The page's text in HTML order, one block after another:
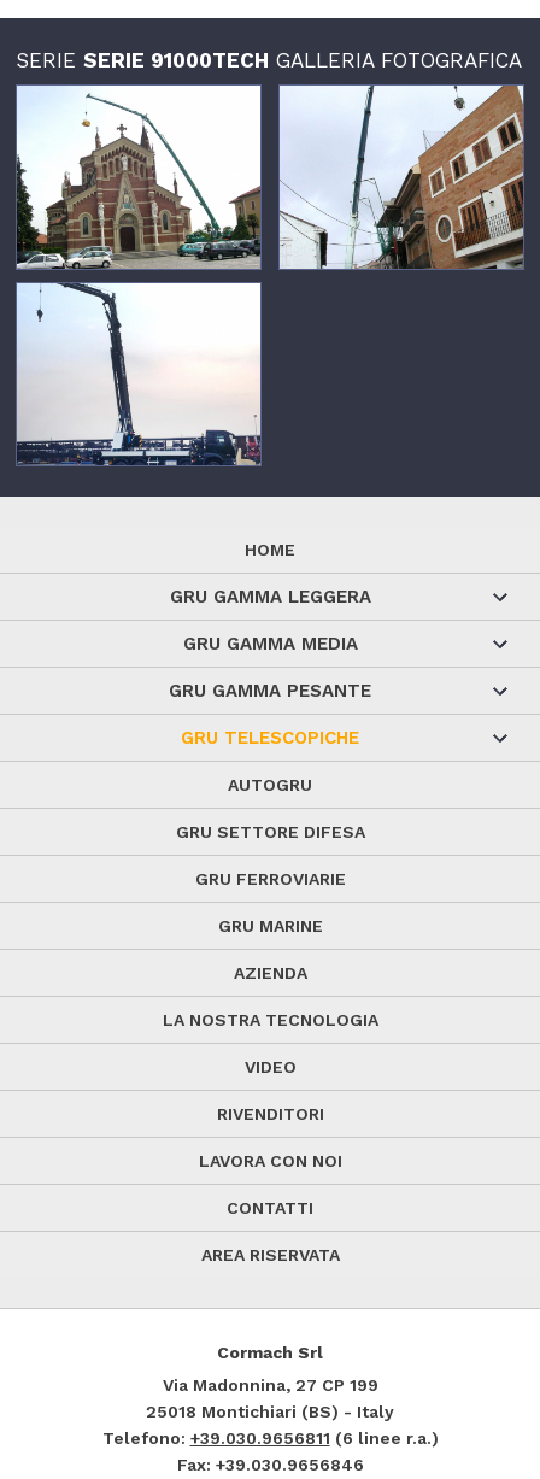
SERIESERIE 91000TECH GALLERIA FOTOGRAFICA
HOME
GRU GAMMA LEGGERA
GRU GAMMA MEDIA
GRU GAMMA PESANTE
GRU TELESCOPICHE
AUTOGRU
GRU SETTORE DIFESA
GRU FERROVIARIE
GRU MARINE
AZIENDA
LA NOSTRA TECNOLOGIA
VIDEO
RIVENDITORI
LAVORA CON NOI
CONTATTI
AREA RISERVATA
Cormach Srl
Via Madonnina, 27 CP 199
25018 Montichiari (BS) - Italy
Telefono: +39.030.9656811 (6 linee r.a.)
Fax: +39.030.9656846